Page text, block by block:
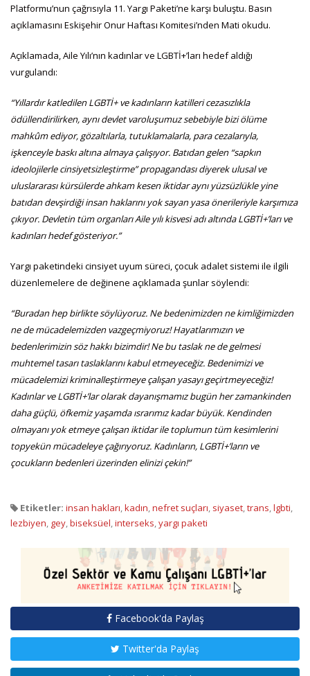
Platformu’nun çağrısıyla 11. Yargı Paketi’ne karşı buluştu. Basın
açıklamasını Eskişehir Onur Haftası Komitesi’nden Mati okudu.
Açıklamada, Aile Yılı’nın kadınlar ve LGBTİ+’ları hedef aldığı
vurgulandı:
“Yıllardır katledilen LGBTİ+ ve kadınların katilleri cezasızlıkla
ödüllendirilirken, aynı devlet varoluşumuz sebebiyle bizi ölüme
mahkûm ediyor, gözaltılarla, tutuklamalarla, para cezalarıyla,
işkenceyle baskı altına almaya çalışıyor. Batıdan gelen “sapkın
ideolojilerle cinsiyetsizleştirme” propagandası diyerek ulusal ve
uluslararası kürsülerde ahkam kesen iktidar aynı yüzsüzlükle yine
batıdan devşirdiği insan haklarını yok sayan yasa önerileriyle karşımıza
çıkıyor. Devletin tüm organları Aile yılı kisvesi adı altında LGBTİ+’ları ve
kadınları hedef gösteriyor.”
Yargı paketindeki cinsiyet uyum süreci, çocuk adalet sistemi ile ilgili
düzenlemelere de değinene açıklamada şunlar söylendi:
“Buradan hep birlikte söylüyoruz. Ne bedenimizden ne kimliğimizden
ne de mücadelemizden vazgeçmiyoruz! Hayatlarımızın ve
bedenlerimizin söz hakkı bizimdir! Ne bu taslak ne de gelmesi
muhtemel tasarı taslaklarını kabul etmeyeceğiz. Bedenimizi ve
mücadelemizi kriminalleştirmeye çalışan yasayı geçirtmeyeceğiz!
Kadınlar ve LGBTİ+’lar olarak dayanışmamız bugün her zamankinden
daha güçlü, öfkemiz yaşamda ısrarımız kadar büyük. Kendinden
olmayanı yok etmeye çalışan iktidar ile toplumun tüm kesimlerini
topyekün mücadeleye çağırıyoruz. Kadınların, LGBTİ+’ların ve
çocukların bedenleri üzerinden elinizi çekin!”
Etiketler: insan hakları kadın nefret suçları siyaset trans lgbti
lezbiyen gey biseksüel interseks yargı paketi
Facebook'da Paylaş
Twitter'da Paylaş